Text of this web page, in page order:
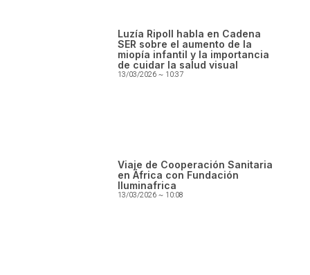
Luzía Ripoll habla en Cadena
SER sobre el aumento de la
miopía infantil y la importancia
de cuidar la salud visual
13/03/2026 10:37
Viaje de Cooperación Sanitaria
en África con Fundación
Iluminafrica
13/03/2026 10:08